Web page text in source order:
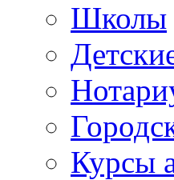
Школы
Курсы